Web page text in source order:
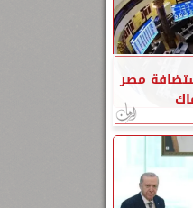
مصر